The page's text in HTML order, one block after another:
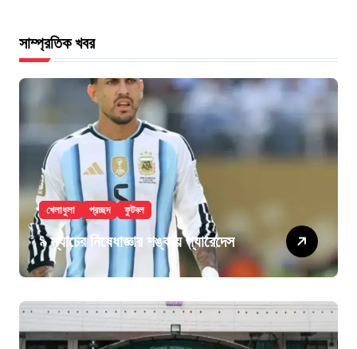
সাম্প্রতিক খবর
খেলাধুলা প্রচ্ছদ ফুটবল
৯ ম্যাচের নিষেধাজ্ঞার শঙ্কায় প্যারেদেস